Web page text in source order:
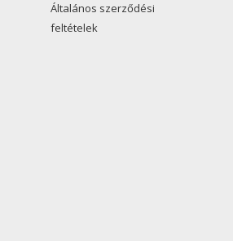
Általános szerződési
feltételek